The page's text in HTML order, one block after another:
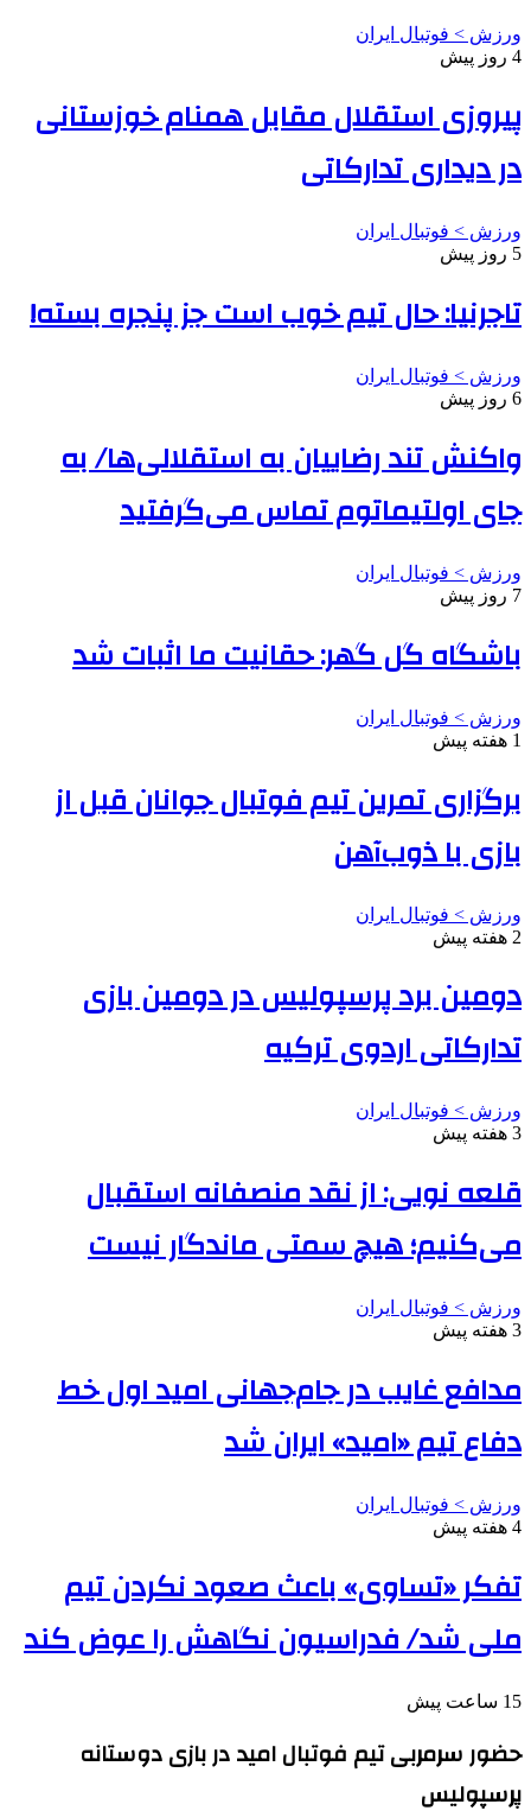
ورزش > فوتبال ایران
4 روز پیش
پیروزی استقلال مقابل همنام خوزستانی
در دیداری تدارکاتی
ورزش > فوتبال ایران
5 روز پیش
تاجرنیا: حال تیم خوب است جز پنجره بسته!
ورزش > فوتبال ایران
6 روز پیش
واکنش تند رضاییان به استقلالی‌ها/ به
جای اولتیماتوم تماس می‌گرفتید
ورزش > فوتبال ایران
7 روز پیش
باشگاه گل گهر: حقانیت ما اثبات شد
ورزش > فوتبال ایران
1 هفته پیش
برگزاری تمرین تیم فوتبال جوانان قبل از
بازی با ذوب‌آهن
ورزش > فوتبال ایران
2 هفته پیش
دومین برد پرسپولیس در دومین بازی
تدارکاتی اردوی ترکیه
ورزش > فوتبال ایران
3 هفته پیش
قلعه نویی: از نقد منصفانه استقبال
می‌کنیم؛ هیچ سمتی ماندگار نیست
ورزش > فوتبال ایران
3 هفته پیش
مدافع غایب در جام‌جهانی امید اول خط
دفاع تیم «امید» ایران شد
ورزش > فوتبال ایران
4 هفته پیش
تفکر «تساوی» باعث صعود نکردن تیم
ملی شد/ فدراسیون نگاهش را عوض کند
15 ساعت پیش
حضور سرمربی تیم فوتبال امید در بازی دوستانه
پرسپولیس